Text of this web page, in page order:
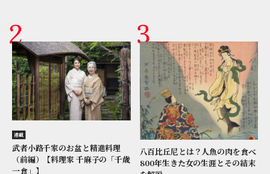
連載
武者小路千家のお盆と精進料理
（前編）【料理家 千麻子の「千歳
一食」】
八百比丘尼とは？人魚の肉を食べ
800年生きた女の生涯とその結末